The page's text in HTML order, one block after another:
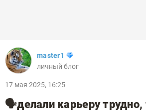
master1
личный блог
17 мая 2025, 16:25
🗣делали карьеру